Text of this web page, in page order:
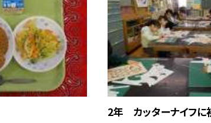
2年 カッターナイフに